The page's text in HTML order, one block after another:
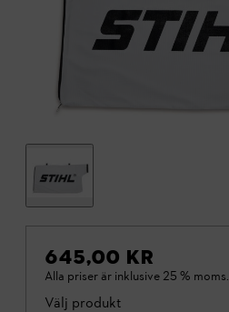
645,00 KR
Alla priser är inklusive 25 % moms.
Välj produkt